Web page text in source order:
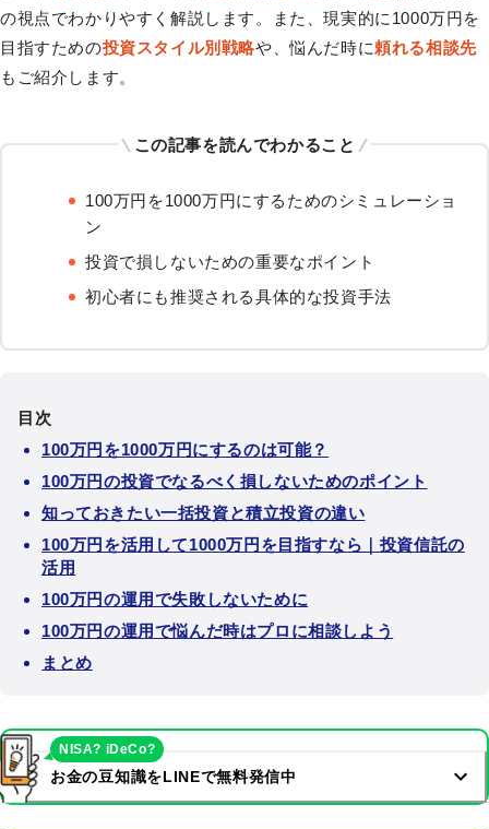
の視点でわかりやすく解説します。また、現実的に1000万円を
目指すための投資スタイル別戦略や、悩んだ時に頼れる相談先
もご紹介します。
この記事を読んでわかること
100万円を1000万円にするためのシミュレーショ
ン
投資で損しないための重要なポイント
初心者にも推奨される具体的な投資手法
目次
100万円を1000万円にするのは可能？
100万円の投資でなるべく損しないためのポイント
知っておきたい一括投資と積立投資の違い
100万円を活用して1000万円を目指すなら｜投資信託の
活用
100万円の運用で失敗しないために
100万円の運用で悩んだ時はプロに相談しよう
まとめ
お金の豆知識をLINEで無料発信中
NISA? iDeCo?